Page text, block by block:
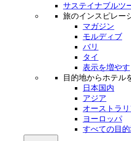
サステイナブルツ
旅のインスピレー
マガジン
モルディブ
バリ
タイ
表示を増やす
目的地からホテル
日本国内
アジア
オーストラ
ヨーロッパ
すべての目